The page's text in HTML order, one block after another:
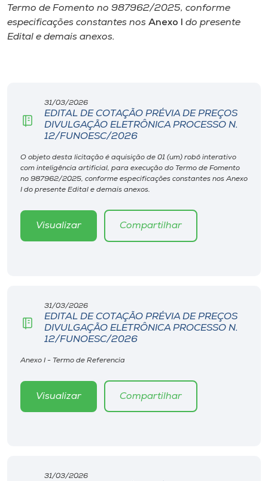
Editora
Unoesc
o idioma
Termo de Fomento no 987962/2025, conforme
especificações constantes nos Anexo I do presente
Edital e demais anexos.
31/03/2026
EDITAL DE COTAÇÃO PRÉVIA DE PREÇOS
DIVULGAÇÃO ELETRÔNICA PROCESSO N.
12/FUNOESC/2026
O objeto desta licitação é aquisição de 01 (um) robô interativo
com inteligência artificial, para execução do Termo de Fomento
no 987962/2025, conforme especificações constantes nos Anexo
I do presente Edital e demais anexos.
Visualizar Compartilhar
31/03/2026
EDITAL DE COTAÇÃO PRÉVIA DE PREÇOS
DIVULGAÇÃO ELETRÔNICA PROCESSO N.
12/FUNOESC/2026
Anexo I - Termo de Referencia
Visualizar Compartilhar
31/03/2026